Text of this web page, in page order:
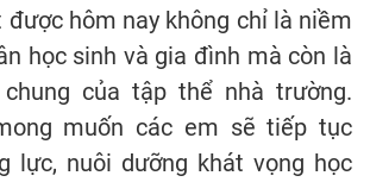
hôm nay không chỉ là niềm
học sinh và gia đình mà còn là
của tập thể nhà trường.
muốn các em sẽ tiếp tục
lực, nuôi dưỡng khát vọng học